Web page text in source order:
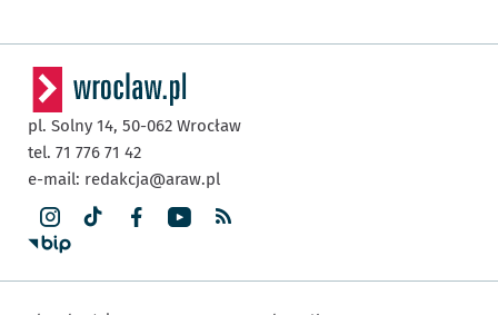
pl. Solny 14, 50-062 Wrocław
tel. 71 776 71 42
e-mail: redakcja@araw.pl